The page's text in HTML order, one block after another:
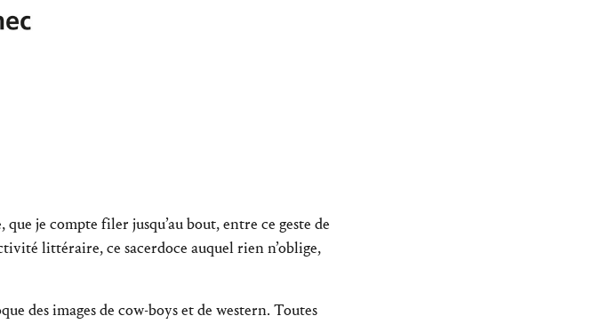
je compte filer jusqu’au bout, entre ce geste de
littéraire, ce sacerdoce auquel rien n’oblige,
des images de cow-boys et de western. Toutes